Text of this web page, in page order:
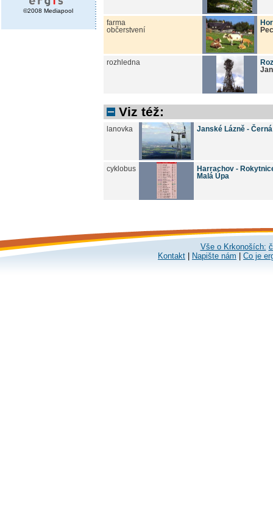
©2008 Mediapool
farma
občerstvení
rozhledna
Viz též:
lanovka Janské Lázně -
cyklobus
Harrachov -
Malá Úpa
Vše o Krkonoších:
Kontakt
Napište nám Co je